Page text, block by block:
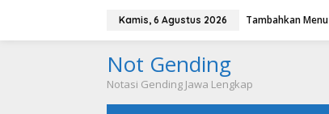
konten
Kamis, 6 Agustus 2026 Tambahkan Menu
Not Gending
Notasi Gending Jawa Lengkap